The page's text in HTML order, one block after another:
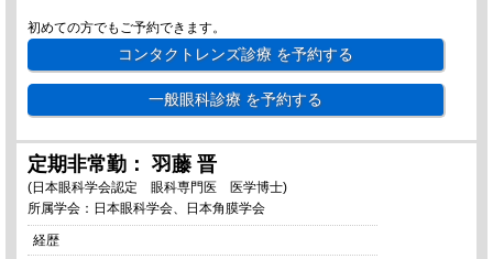
初めての方でもご予約できます。
コンタクトレンズ診療 を予約する
一般眼科診療 を予約する
定期非常勤： 羽藤 晋
(日本眼科学会認定 眼科専門医 医学博士)
所属学会：日本眼科学会、日本角膜学会
経歴